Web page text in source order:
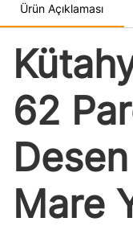
Ürün Açıklaması
62
Mare